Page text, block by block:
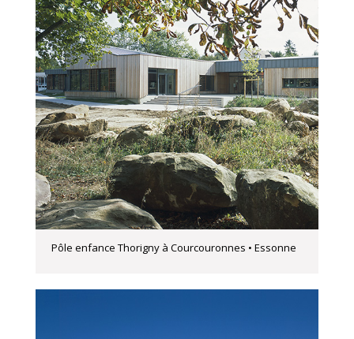
Pôle enfance Thorigny à Courcouronnes • Essonne